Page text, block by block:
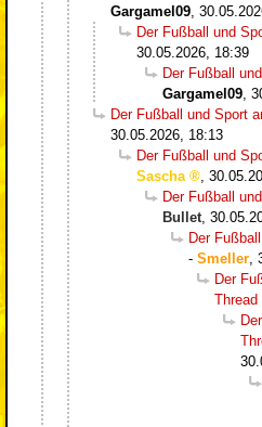
Gargamel09
Der Fußball und
30.05.2026, 18:39
Der Fußball
Gargamel09
Der Fußball und Sport
30.05.2026, 18:13
Der Fußball und
Sascha
Der Fußball
Bullet
Der
- Smeller
Der
Thread